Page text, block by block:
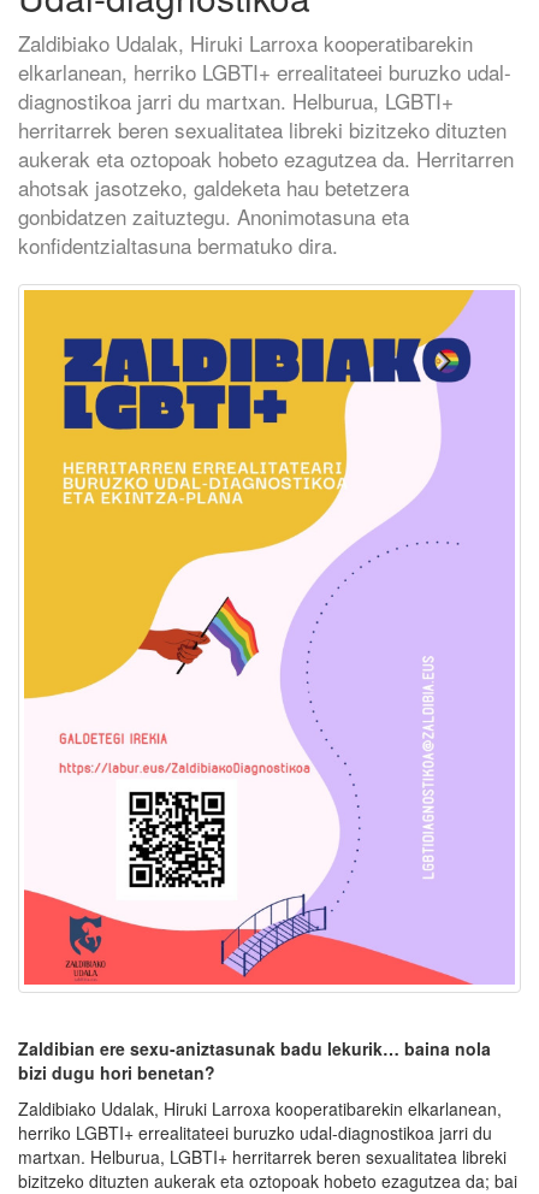
Zaldibiako Udalak, Hiruki Larroxa kooperatibarekin
elkarlanean, herriko LGBTI+ errealitateei buruzko udal-
diagnostikoa jarri du martxan. Helburua, LGBTI+
herritarrek beren sexualitatea libreki bizitzeko dituzten
aukerak eta oztopoak hobeto ezagutzea da. Herritarren
ahotsak jasotzeko, galdeketa hau betetzera
gonbidatzen zaituztegu. Anonimotasuna eta
konfidentzialtasuna bermatuko dira.
Zaldibian ere sexu-aniztasunak badu lekurik… baina nola
bizi dugu hori benetan?
Zaldibiako Udalak, Hiruki Larroxa kooperatibarekin elkarlanean,
herriko LGBTI+ errealitateei buruzko udal-diagnostikoa jarri du
martxan. Helburua, LGBTI+ herritarrek beren sexualitatea libreki
bizitzeko dituzten aukerak eta oztopoak hobeto ezagutzea da; bai